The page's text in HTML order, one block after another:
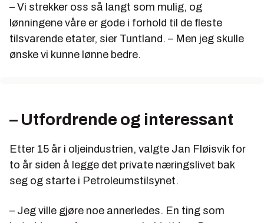
– Vi strekker oss så langt som mulig, og
lønningene våre er gode i forhold til de fleste
tilsvarende etater, sier Tuntland. – Men jeg skulle
ønske vi kunne lønne bedre.
– Utfordrende og interessant
Etter 15 år i oljeindustrien, valgte Jan Fløisvik for
to år siden å legge det private næringslivet bak
seg og starte i Petroleumstilsynet.
– Jeg ville gjøre noe annerledes. En ting som